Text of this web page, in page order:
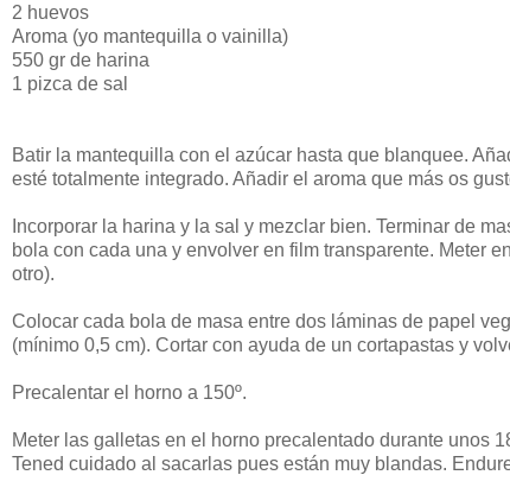
2 huevos
Aroma (yo mantequilla o vainilla)
550 gr de harina
1 pizca de sal
Batir la mantequilla con el azúcar hasta que blanquee.
esté totalmente integrado. Añadir el aroma que más os
Incorporar la harina y la sal y mezclar bien. Terminar de
bola con cada una y envolver en film transparente. Meter
otro).
Colocar cada bola de masa entre dos láminas de papel
(mínimo 0,5 cm). Cortar con ayuda de un cortapastas y
Precalentar el horno a 150º.
Meter las galletas en el horno precalentado durante unos
Tened cuidado al sacarlas pues están muy blandas.